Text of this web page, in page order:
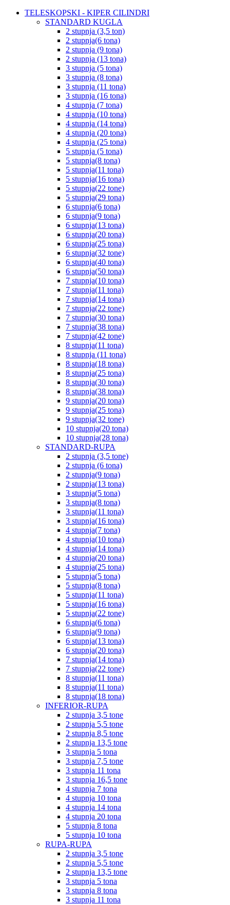
TELESKOPSKI - KIPER CILINDRI
STANDARD KUGLA
2 stupnja (3,5 ton)
2 stupnja(6 tona)
2 stupnja (9 tona)
2 stupnja (13 tona)
3 stupnja (5 tona)
3 stupnja (8 tona)
3 stupnja (11 tona)
3 stupnja (16 tona)
4 stupnja (7 tona)
4 stupnja (10 tona)
4 stupnja (14 tona)
4 stupnja (20 tona)
4 stupnja (25 tona)
5 stupnja (5 tona)
5 stupnja(8 tona)
5 stupnja(11 tona)
5 stupnja(16 tona)
5 stupnja(22 tone)
5 stupnja(29 tona)
6 stupnja(6 tona)
6 stupnja(9 tona)
6 stupnja(13 tona)
6 stupnja(20 tona)
6 stupnja(25 tona)
6 stupnja(32 tone)
6 stupnja(40 tona)
6 stupnja(50 tona)
7 stupnja(10 tona)
7 stupnja(11 tona)
7 stupnja(14 tona)
7 stupnja(22 tone)
7 stupnja(30 tona)
7 stupnja(38 tona)
7 stupnja(42 tone)
8 stupnja(11 tona)
8 stupnja (11 tona)
8 stupnja(18 tona)
8 stupnja(25 tona)
8 stupnja(30 tona)
8 stupnja(38 tona)
9 stupnja(20 tona)
9 stupnja(25 tona)
9 stupnja(32 tone)
10 stupnja(20 tona)
10 stupnja(28 tona)
STANDARD-RUPA
2 stupnja (3,5 tone)
2 stupnja (6 tona)
2 stupnja(9 tona)
2 stupnja(13 tona)
3 stupnja(5 tona)
3 stupnja(8 tona)
3 stupnja(11 tona)
3 stupnja(16 tona)
4 stupnja(7 tona)
4 stupnja(10 tona)
4 stupnja(14 tona)
4 stupnja(20 tona)
4 stupnja(25 tona)
5 stupnja(5 tona)
5 stupnja(8 tona)
5 stupnja(11 tona)
5 stupnja(16 tona)
5 stupnja(22 tone)
6 stupnja(6 tona)
6 stupnja(9 tona)
6 stupnja(13 tona)
6 stupnja(20 tona)
7 stupnja(14 tona)
7 stupnja(22 tone)
8 stupnja(11 tona)
8 stupnja(11 tona)
8 stupnja(18 tona)
INFERIOR-RUPA
2 stupnja 3,5 tone
2 stupnja 5,5 tone
2 stupnja 8,5 tone
2 stupnja 13,5 tone
3 stupnja 5 tona
3 stupnja 7,5 tone
3 stupnja 11 tona
3 stupnja 16,5 tone
4 stupnja 7 tona
4 stupnja 10 tona
4 stupnja 14 tona
4 stupnja 20 tona
5 stupnja 8 tona
5 stupnja 10 tona
RUPA-RUPA
2 stupnja 3,5 tone
2 stupnja 5,5 tone
2 stupnja 13,5 tone
3 stupnja 5 tona
3 stupnja 8 tona
3 stupnja 11 tona